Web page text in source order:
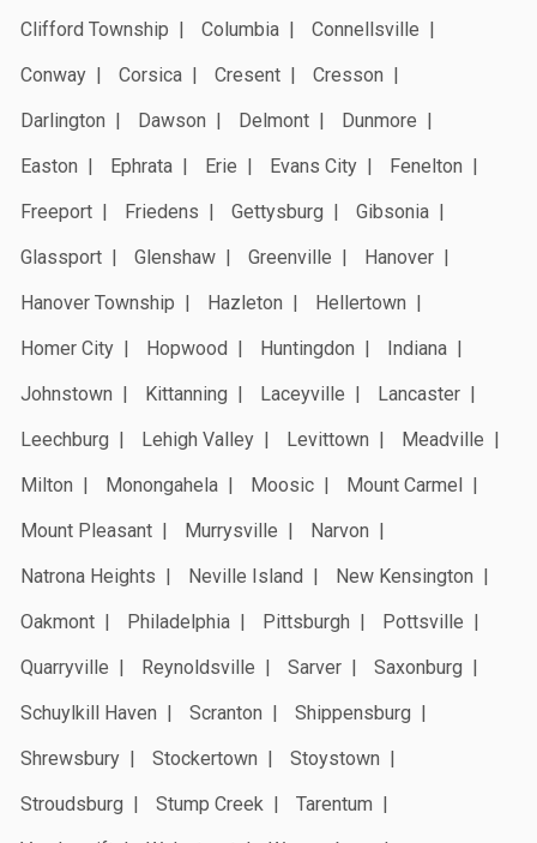
Clifford Township
Columbia
Connellsville
Conway
Corsica Cresent
Cresson
Darlington
Dawson Delmont
Dunmore
Easton
Ephrata Erie Evans City
Fenelton
Freeport
Friedens Gettysburg
Gibsonia
Glassport
Glenshaw Greenville
Hanover
Hanover Township
Hazleton
Hellertown
Homer City
Hopwood Huntingdon
Indiana
Johnstown
Kittanning Laceyville
Lancaster
Leechburg
Lehigh Valley Levittown
Meadville
Milton
Monongahela Moosic
Mount Carmel
Mount Pleasant
Murrysville
Narvon
Natrona Heights
Neville Island
New Kensington
Oakmont
Philadelphia Pittsburgh
Pottsville
Quarryville
Reynoldsville Sarver
Saxonburg
Schuylkill Haven
Scranton
Shippensburg
Shrewsbury
Stockertown
Stoystown
Stroudsburg
Stump Creek
Tarentum